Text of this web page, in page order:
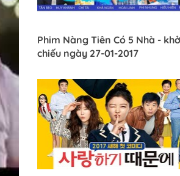
Phim Nàng Tiên Có 5 Nhà -
chiếu ngày 27-01-2017